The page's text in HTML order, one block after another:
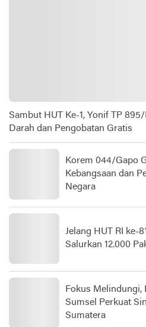
Sambut HUT Ke-1, Yonif TP
Darah dan Pengobatan Gratis
Korem 044/Gapo
Kebangsaan dan
Negara
Jelang HUT RI ke-
Salurkan 12.000
Fokus Melindungi,
Sumsel Perkuat
Sumatera